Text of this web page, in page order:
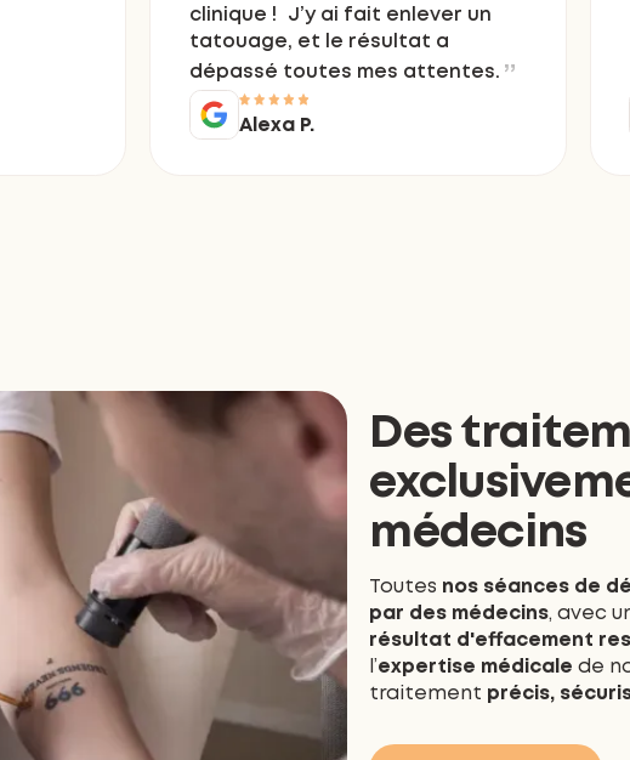
clinique ! J’y ai fait enlever un
tatouage, et le résultat a
dépassé toutes mes attentes.
Alexa P.
Des
médecins
Toutes nos séances de
par des médecins, avec
résultat d'effacement
l’expertise médicale de
traitement précis,